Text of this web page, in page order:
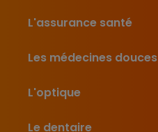
L'assurance santé
Les médecines douces
L'optique
Le dentaire